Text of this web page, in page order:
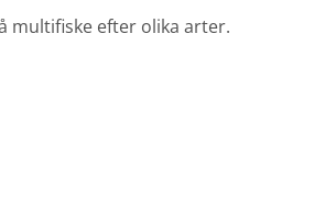
multifiske efter olika arter.